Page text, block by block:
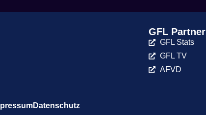
GFL Partner
GFL Stats
GFL TV
AFVD
Datenschutz